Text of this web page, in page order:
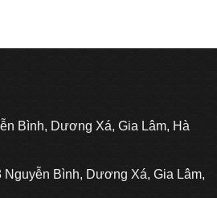
Bình, Dương Xá, Gia Lâm, Hà
Nguyễn Bình, Dương Xá, Gia Lâm,